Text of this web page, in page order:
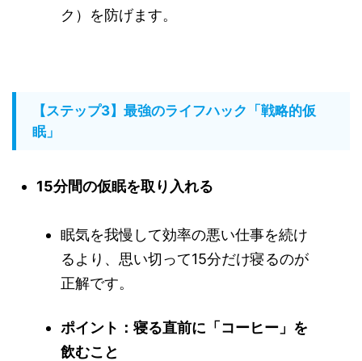
ク）を防げます。
【ステップ3】最強のライフハック「戦略的仮
眠」
15分間の仮眠を取り入れる
眠気を我慢して効率の悪い仕事を続け
るより、思い切って15分だけ寝るのが
正解です。
ポイント：寝る直前に「コーヒー」を
飲むこと